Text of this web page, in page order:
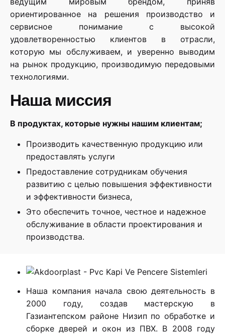
ориентированное на решения производство и
сервисное понимание с высокой
удовлетворенностью клиентов в отрасли,
которую мы обслуживаем, и уверенно выводим
на рынок продукцию, производимую передовыми
технологиями.
Наша миссия
В продуктах, которые нужны нашим клиентам;
Производить качественную продукцию или
предоставлять услуги
Предоставление сотрудникам обучения
развитию с целью повышения эффективности
и эффективности бизнеса,
Это обеспечить точное, честное и надежное
обслуживание в области проектирования и
производства.
Наша компания начала свою деятельность в
2000 году, создав мастерскую в
Газиантепском районе Низип по обработке и
сборке дверей и окон из ПВХ. В 2008 году